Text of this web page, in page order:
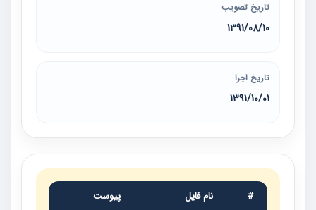
تاریخ تصویب
1391/08/10
تاریخ اجرا
1391/10/01
# نام فایل پیوست